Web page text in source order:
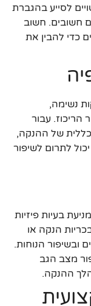
לסייע בהגברת
חשובים. חשוב
כדי להבין את
נשימה,
עבור
של ההנקה,
לתרום לשיפור
בעיות פיזיות
הנקה או
ובשיפור הנוחות.
מצב הגב
ההנקה.